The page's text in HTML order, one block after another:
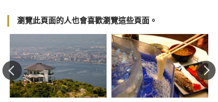
瀏覽此頁面的人也會喜歡瀏覽這些頁面。